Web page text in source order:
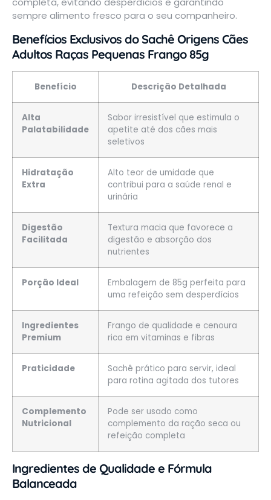
sempre alimento fresco para o seu companheiro.
Benefícios Exclusivos do Sachê Origens Cães
Adultos Raças Pequenas Frango 85g
Benefício Descrição Detalhada
Alta
Palatabilidade
Sabor irresistível que estimula o
apetite até dos cães mais
seletivos
Hidratação
Extra
Alto teor de umidade que
contribui para a saúde renal e
urinária
Digestão
Facilitada
Textura macia que favorece a
digestão e absorção dos
nutrientes
Porção Ideal
Embalagem de 85g perfeita para
uma refeição sem desperdícios
Ingredientes
Premium
Frango de qualidade e cenoura
rica em vitaminas e fibras
Praticidade
Sachê prático para servir, ideal
para rotina agitada dos tutores
Complemento
Nutricional
Pode ser usado como
complemento da ração seca ou
refeição completa
Ingredientes de Qualidade e Fórmula
Balanceada